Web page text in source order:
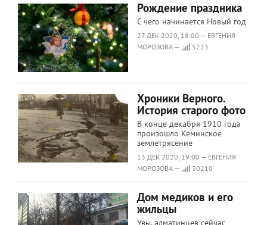
Рождение праздника
С чего начинается Новый год
27 ДЕК 2020, 18:00 — ЕВГЕНИЯ
МОРОЗОВА —
5223
Хроники Верного.
История старого фото
В конце декабря 1910 года
произошло Кеминское
землетрясение
13 ДЕК 2020, 19:00 — ЕВГЕНИЯ
МОРОЗОВА —
30210
Дом медиков и его
жильцы
Увы, алматинцев сейчас